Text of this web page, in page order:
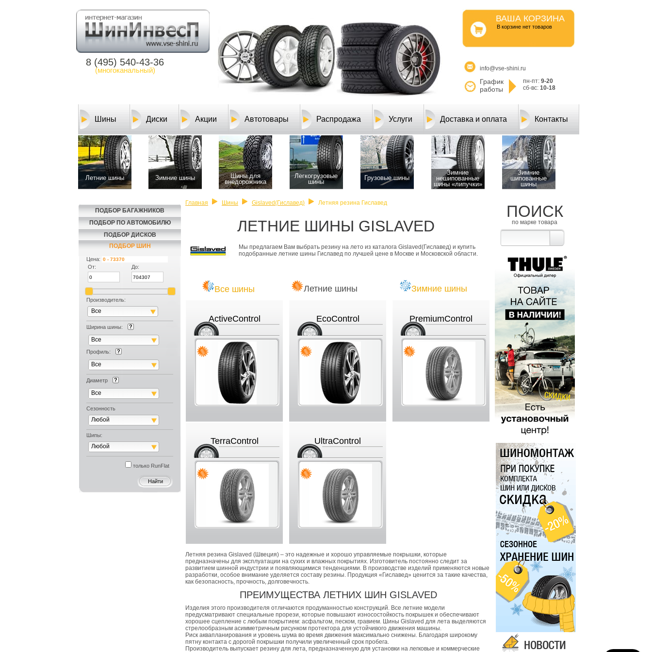
8 (495) 540-43-36
(многоканальный)
ВАША КОРЗИНА
B корзине нет товаров
info@vse-shini.ru
График
работы
пн-пт: 9-20
сб-вс: 10-18
Шины Диски Акции Автотовары Распродажа Услуги Доставка и оплата Контакты
Летние шины Зимние шины
Шины для
внедорожника
Легкогрузовые
шины
Грузовые шины
Зимние
нешипованные
шины «липучки»
Зимние
шипованные
шины
ПОДБОР БАГАЖНИКОВ
ПОДБОР ПО АВТОМОБИЛЮ
ПОДБОР ДИСКОВ
ПОДБОР ШИН
Цена:
От:
До:
Производитель:
Все
Ширина шины:
Все
Профиль:
Все
Диаметр
Все
Сезонность
Любой
Шипы:
Любой
только RunFlat
ПОИСК
по марке товара
Главная Шины Gislaved(Гиславед) Летняя резина Гиславед
ЛЕТНИЕ ШИНЫ GISLAVED
Мы предлагаем Вам выбрать резину на лето из каталога Gislaved(Гиславед) и купить
подобранные летние шины Гиславед по лучшей цене в Москве и Московской области.
Все шины Летние шины Зимние шины
ActiveControl EcoControl PremiumControl
TerraControl UltraControl
Летняя резина Gislaved (Швеция) – это надежные и хорошо управляемые покрышки, которые
предназначены для эксплуатации на сухих и влажных покрытиях. Изготовитель постоянно следит за
развитием шинной индустрии и появляющимися тенденциями. В производстве изделий применяются новые
разработки, особое внимание уделяется составу резины. Продукция «Гиславед» ценится за такие качества,
как безопасность, прочность, долговечность.
ПРЕИМУЩЕСТВА ЛЕТНИХ ШИН GISLAVED
Изделия этого производителя отличаются продуманностью конструкций. Все летние модели
предусматривают специальные прорези, которые повышают износостойкость покрышек и обеспечивают
хорошее сцепление с любым покрытием: асфальтом, песком, гравием. Шины Gislaved для лета выделяются
стрелообразным асимметричным рисунком протектора для устойчивого движения машины.
Риск аквапланирования и уровень шума во время движения максимально снижены. Благодаря широкому
пятну контакта с дорогой покрышки получили увеличенный срок пробега.
Производитель выпускает резину для лета, предназначенную для установки на легковые и коммерческие